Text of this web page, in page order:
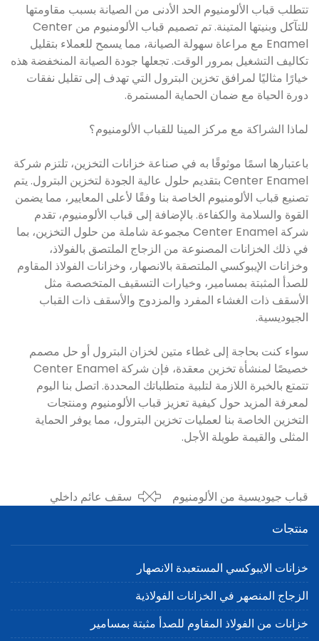
تتطلب قباب الألومنيوم الحد الأدنى من الصيانة بسبب مقاومتها
للتآكل وبنيتها المتينة. تم تصميم قباب الألومنيوم من Center
Enamel مع مراعاة سهولة الصيانة، مما يسمح للعملاء بتقليل
تكاليف التشغيل بمرور الوقت. تجعلها جودة الصيانة المنخفضة هذه
خيارًا مثاليًا لمرافق تخزين البترول التي تهدف إلى تقليل نفقات
دورة الحياة مع ضمان الحماية المستمرة.
لماذا الشراكة مع مركز المينا للقباب الألومنيوم؟
باعتبارها اسمًا موثوقًا به في صناعة خزانات التخزين، تلتزم شركة
Center Enamel بتقديم حلول عالية الجودة لتخزين البترول. يتم
تصنيع قباب الألومنيوم الخاصة بنا وفقًا لأعلى المعايير، مما يضمن
القوة والسلامة والكفاءة. بالإضافة إلى قباب الألومنيوم، تقدم
شركة Center Enamel مجموعة شاملة من حلول التخزين، بما
في ذلك الخزانات المصنوعة من الزجاج الملتصق بالفولاذ،
وخزانات الإيبوكسي الملتصقة بالانصهار، وخزانات الفولاذ المقاوم
للصدأ المثبتة بمسامير، وخيارات التسقيف المتخصصة مثل
الأسقف ذات الغشاء المفرد والمزدوج والأسقف ذات القباب
الجيوديسية.
سواء كنت بحاجة إلى غطاء متين لخزان البترول أو حل مصمم
خصيصًا لمنشأة تخزين معقدة، فإن شركة Center Enamel
تتمتع بالخبرة اللازمة لتلبية متطلباتك المحددة. اتصل بنا اليوم
لمعرفة المزيد حول كيفية تعزيز قباب الألومنيوم ومنتجات
التخزين الخاصة بنا لعمليات تخزين البترول، مما يوفر الحماية
المثلى والقيمة طويلة الأجل.
قباب جيوديسية من الألومنيوم
التخزين والحماية
سقف عائم داخلي
منتجات
خزانات الايبوكسي المستعبدة الانصهار
الزجاج المنصهر في الخزانات الفولاذية
خزانات من الفولاذ المقاوم للصدأ مثبتة بمسامير